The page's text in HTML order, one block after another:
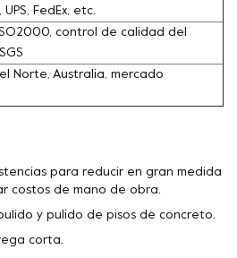
FedEx, etc.
control de calidad del
Norte, Australia, mercado
para reducir en gran medida
costos de mano de obra.
y pulido de pisos de concreto.
corta.